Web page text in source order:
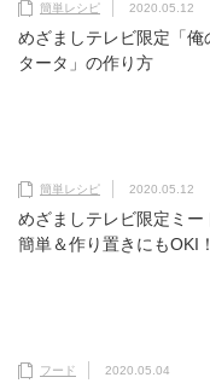
簡単レシピ 2020.05.12
めざましテレビ限定「
タータ」の作り方
簡単レシピ 2020.05.12
めざましテレビ限定ミー
簡単＆作り置きにもOKI！
フード 2020.05.04